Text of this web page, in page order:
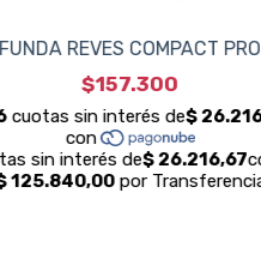
FUNDA REVES COMPACT PRO
$157.300